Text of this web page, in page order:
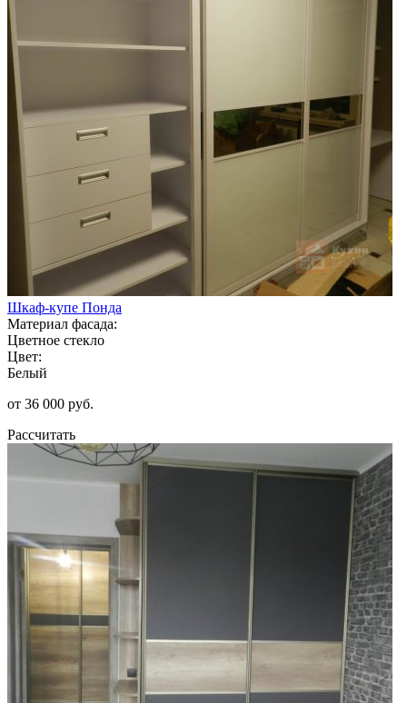
Шкаф-купе Понда
Материал фасада:
Цветное стекло
Цвет:
Белый
от 36 000 руб.
Рассчитать